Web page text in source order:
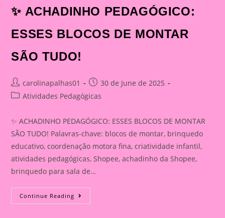
✨ ACHADINHO PEDAGÓGICO:
ESSES BLOCOS DE MONTAR
SÃO TUDO!
Post
author:
carolinapalhas01
Post
published:
30 de June de 2025
PostAtividades Pedagógicas
✨ ACHADINHO PEDAGÓGICO: ESSES BLOCOS DE MONTAR
SÃO TUDO! Palavras-chave: blocos de montar, brinquedo
educativo, coordenação motora fina, criatividade infantil,
atividades pedagógicas, Shopee, achadinho da Shopee,
brinquedo para sala de…
Continue Reading ✨
ACHADINHO